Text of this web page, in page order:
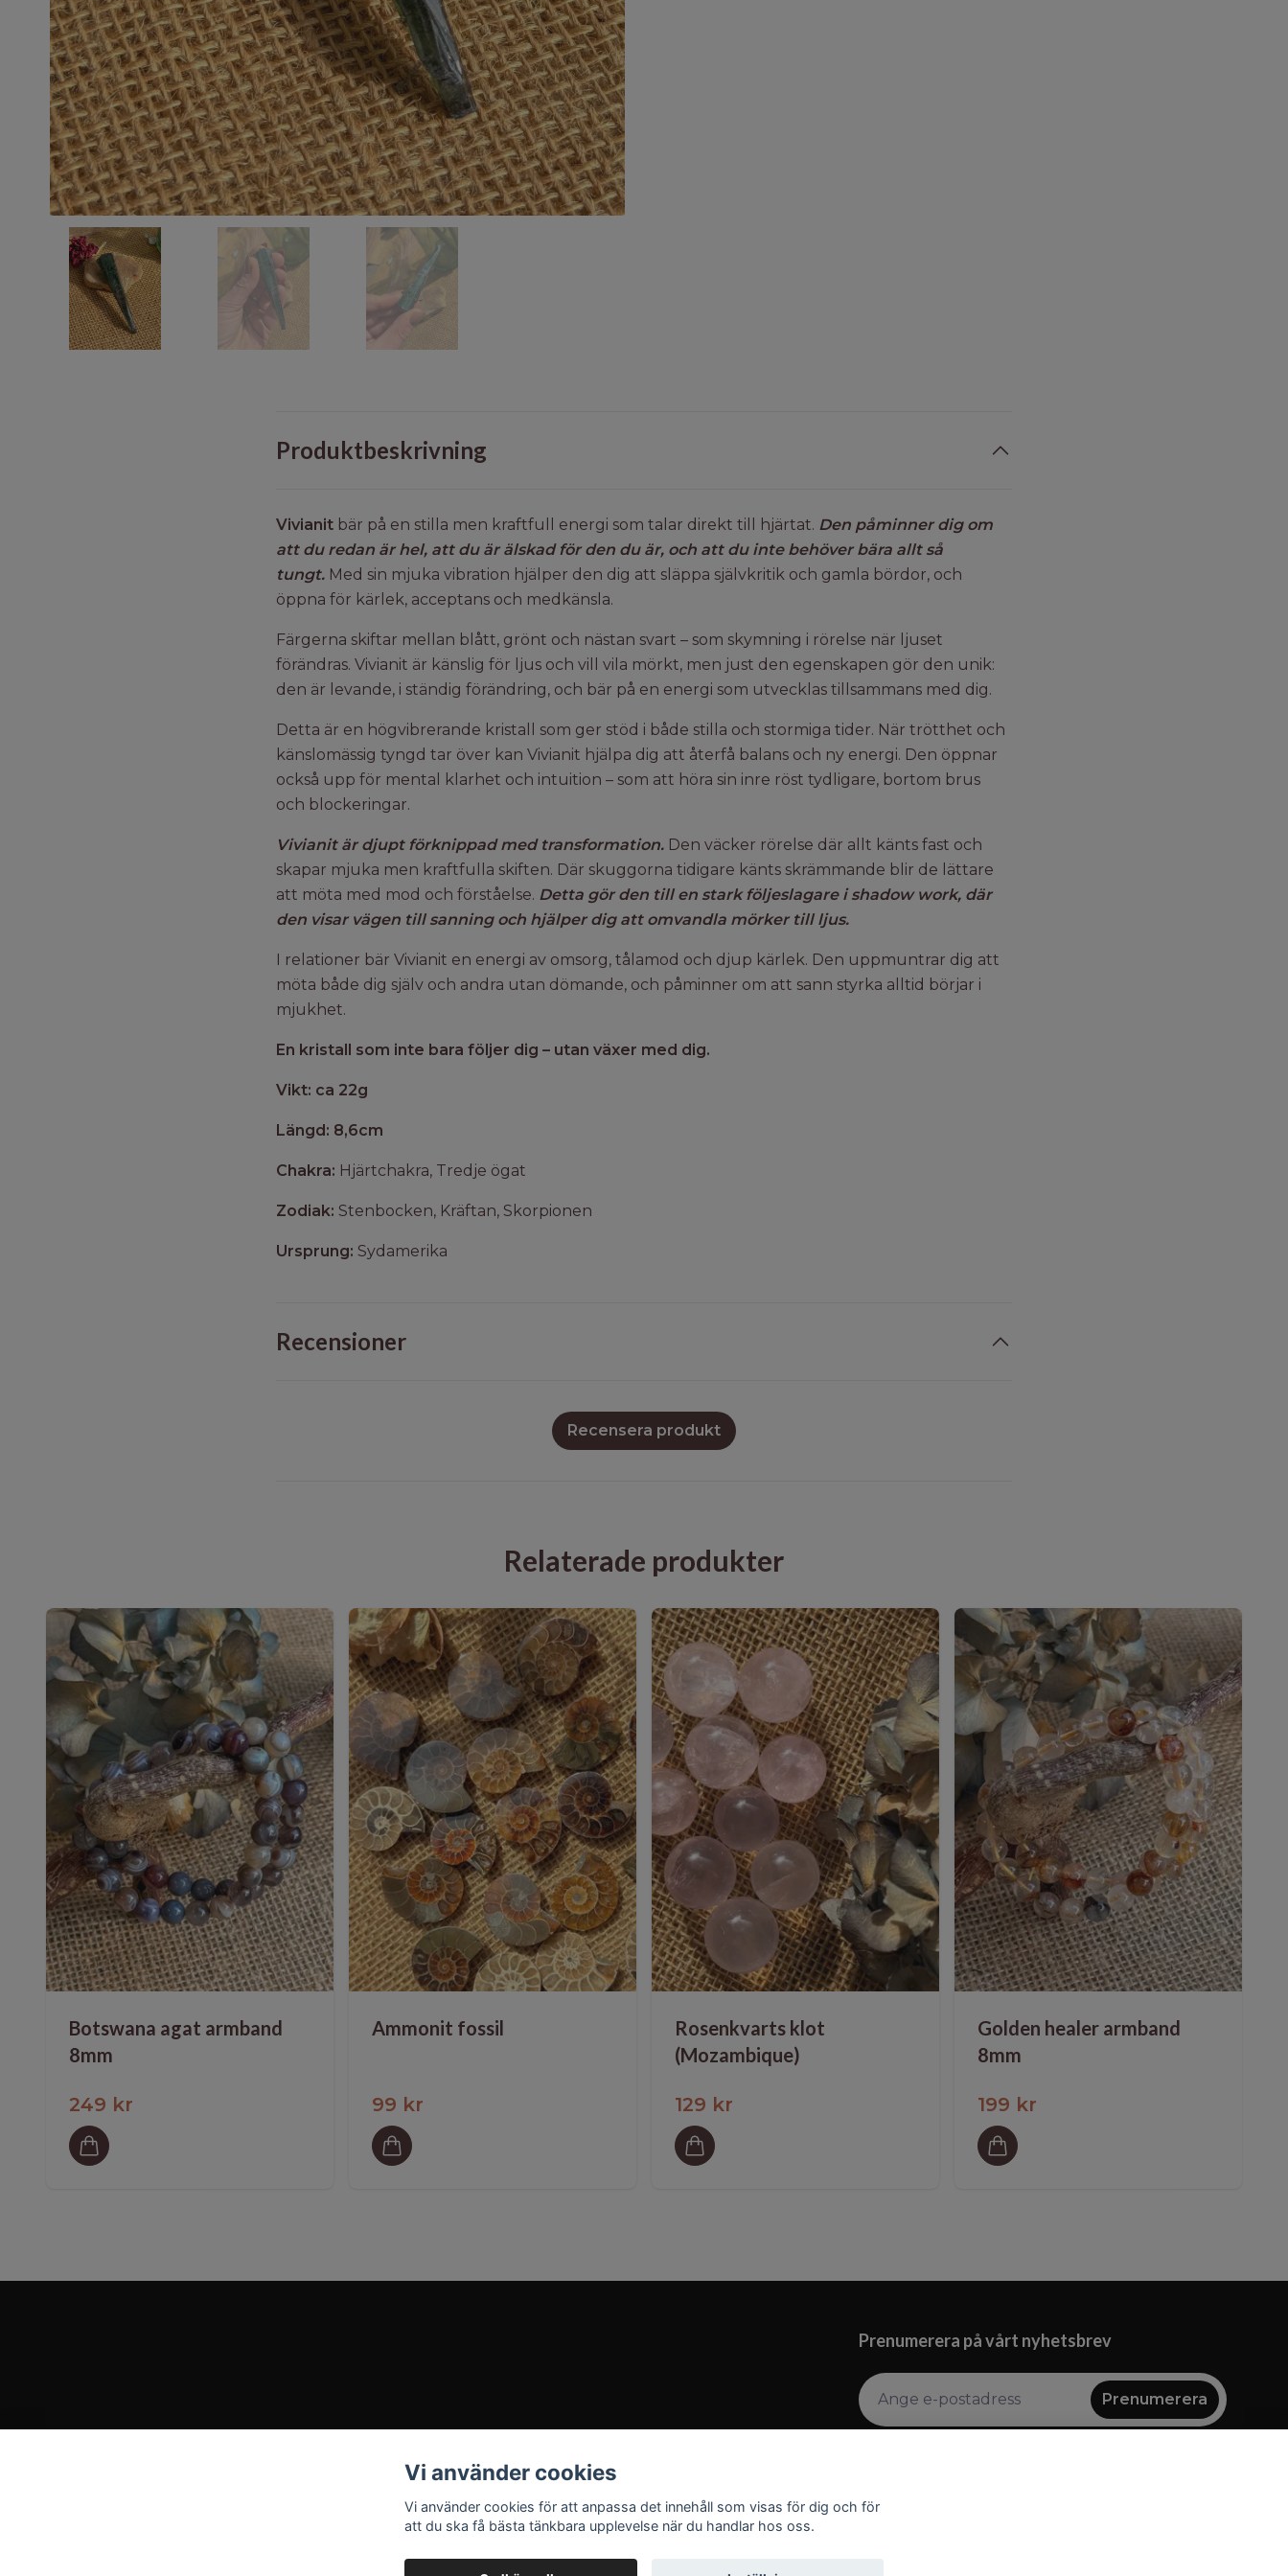
Produktbeskrivning
Vivianit bär på en stilla men kraftfull energi som talar direkt till hjärtat. Den påminner dig om
att du redan är hel, att du är älskad för den du är, och att du inte behöver bära allt så
tungt. Med sin mjuka vibration hjälper den dig att släppa självkritik och gamla bördor, och
öppna för kärlek, acceptans och medkänsla.
Färgerna skiftar mellan blått, grönt och nästan svart – som skymning i rörelse när ljuset
förändras. Vivianit är känslig för ljus och vill vila mörkt, men just den egenskapen gör den unik:
den är levande, i ständig förändring, och bär på en energi som utvecklas tillsammans med dig.
Detta är en högvibrerande kristall som ger stöd i både stilla och stormiga tider. När trötthet och
känslomässig tyngd tar över kan Vivianit hjälpa dig att återfå balans och ny energi. Den öppnar
också upp för mental klarhet och intuition – som att höra sin inre röst tydligare, bortom brus
och blockeringar.
Vivianit är djupt förknippad med transformation. Den väcker rörelse där allt känts fast och
skapar mjuka men kraftfulla skiften. Där skuggorna tidigare känts skrämmande blir de lättare
att möta med mod och förståelse. Detta gör den till en stark följeslagare i shadow work, där
den visar vägen till sanning och hjälper dig att omvandla mörker till ljus.
I relationer bär Vivianit en energi av omsorg, tålamod och djup kärlek. Den uppmuntrar dig att
möta både dig själv och andra utan dömande, och påminner om att sann styrka alltid börjar i
mjukhet.
En kristall som inte bara följer dig – utan växer med dig.
Vikt: ca 22g
Längd: 8,6cm
Chakra: Hjärtchakra, Tredje ögat
Zodiak: Stenbocken, Kräftan, Skorpionen
Ursprung: Sydamerika
Recensioner
Recensera produkt
Relaterade produkter
Botswana agat armband
8mm
249 kr
Ammonit fossil
99 kr
Rosenkvarts klot
(Mozambique)
129 kr
Golden healer armband
8mm
199 kr
Prenumerera på vårt nyhetsbrev
Prenumerera
Vi använder cookies
Vi använder cookies för att anpassa det innehåll som visas för dig och för
att du ska få bästa tänkbara upplevelse när du handlar hos oss.